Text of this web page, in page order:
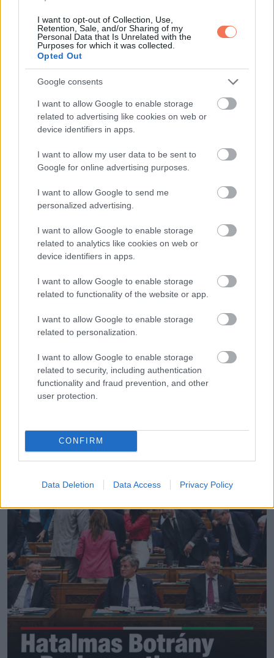
I want to opt-out of Collection, Use,
Retention, Sale, and/or Sharing of my
Personal Data that Is Unrelated with the
Purposes for which it was collected.
Opted Out
Google consents
I want to allow Google to enable storage
related to advertising like cookies on web or
device identifiers in apps.
I want to allow my user data to be sent to
Google for online advertising purposes.
I want to allow Google to send me
personalized advertising.
I want to allow Google to enable storage
related to analytics like cookies on web or
device identifiers in apps.
I want to allow Google to enable storage
related to functionality of the website or app.
I want to allow Google to enable storage
related to personalization.
I want to allow Google to enable storage
related to security, including authentication
functionality and fraud prevention, and other
user protection.
CONFIRM
Data Deletion Data Access Privacy Policy
Oszd meg ezt a posztot:
WhatsappReddit Share
via
ELŐZŐ POSZT
A nagymamám 40 évig zárva tartotta a
pinceajtót, a halála után kiderült, miért, és
ez mindent felforgatott
KÖVETKEZŐ POSZT
lapátoljon havat napi 10 dollárért, aztán
nem akart fizetni, én pedig adtam neki egy
leckét, amit nem felejt el
További bejegyzések